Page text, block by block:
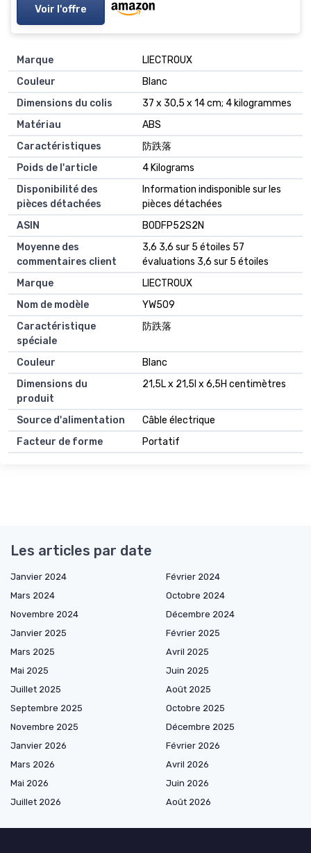
Voir l'offre
Marque
‎LIECTROUX
Couleur
‎Blanc
Dimensions du colis
‎37 x 30,5 x 14 cm; 4 kilogrammes
Matériau
‎ABS
Caractéristiques
‎防跌落
Poids de l'article
‎4 Kilograms
Disponibilité des
pièces détachées
‎Information indisponible sur les
pièces détachées
ASIN
B0DFP52S2N
Moyenne des
commentaires client
3,6 3,6 sur 5 étoiles 57
évaluations 3,6 sur 5 étoiles
Marque
LIECTROUX
Nom de modèle
YW509
Caractéristique
spéciale
防跌落
Couleur
Blanc
Dimensions du
produit
21,5L x 21,5l x 6,5H centimètres
Source d'alimentation
Câble électrique
Facteur de forme
Portatif
Les articles par date
Janvier 2024
Février 2024
Mars 2024
Octobre 2024
Novembre 2024
Décembre 2024
Janvier 2025
Février 2025
Mars 2025
Avril 2025
Mai 2025
Juin 2025
Juillet 2025
Août 2025
Septembre 2025
Octobre 2025
Novembre 2025
Décembre 2025
Janvier 2026
Février 2026
Mars 2026
Avril 2026
Mai 2026
Juin 2026
Juillet 2026
Août 2026